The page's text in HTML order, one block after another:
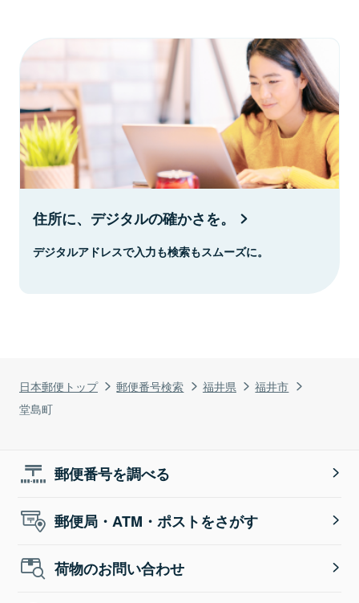
日本郵便トップ 郵便番号検索 福井県
福井市
堂島町
住所に、デジタルの確かさを。
デジタルアドレスで入力も検索もスムーズに。
郵便番号を調べる
郵便局・ATM・ポストをさがす
荷物のお問い合わせ